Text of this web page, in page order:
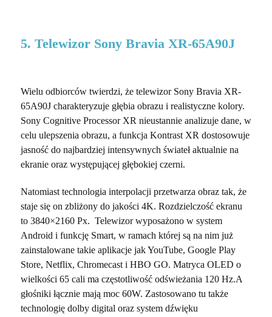
5. Telewizor Sony Bravia XR-65A90J
Wielu odbiorców twierdzi, że telewizor Sony Bravia XR-
65A90J charakteryzuje głębia obrazu i realistyczne kolory.
Sony Cognitive Processor XR nieustannie analizuje dane, w
celu ulepszenia obrazu, a funkcja Kontrast XR dostosowuje
jasność do najbardziej intensywnych świateł aktualnie na
ekranie oraz występującej głębokiej czerni.
Natomiast technologia interpolacji przetwarza obraz tak, że
staje się on zbliżony do jakości 4K. Rozdzielczość ekranu
to 3840×2160 Px. Telewizor wyposażono w system
Android i funkcję Smart, w ramach której są na nim już
zainstalowane takie aplikacje jak YouTube, Google Play
Store, Netflix, Chromecast i HBO GO. Matryca OLED o
wielkości 65 cali ma częstotliwość odświeżania 120 Hz.A
głośniki łącznie mają moc 60W. Zastosowano tu także
technologię dolby digital oraz system dźwięku